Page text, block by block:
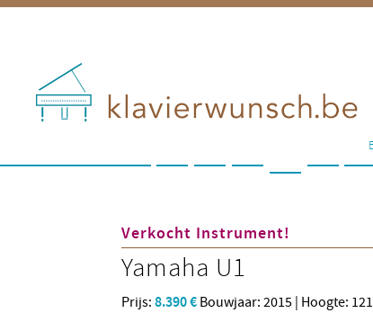
Verkocht Instrument!
Yamaha U1
Prijs: 8.390 € Bouwjaar: 2015 | Hoogte: